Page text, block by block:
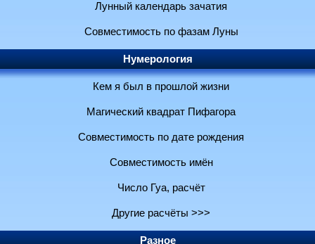
Лунный календарь зачатия
Совместимость по фазам Луны
Нумерология
Кем я был в прошлой жизни
Магический квадрат Пифагора
Совместимость по дате рождения
Совместимость имён
Число Гуа, расчёт
Другие расчёты >>>
Разное